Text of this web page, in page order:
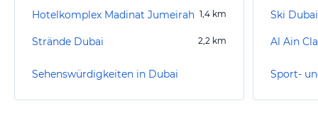
Hotelkomplex Madinat Jumeirah 1,4 km
Strände Dubai 2,2 km
Sehenswürdigkeiten in Dubai
Ski Dubai
Al Ain
Sport-